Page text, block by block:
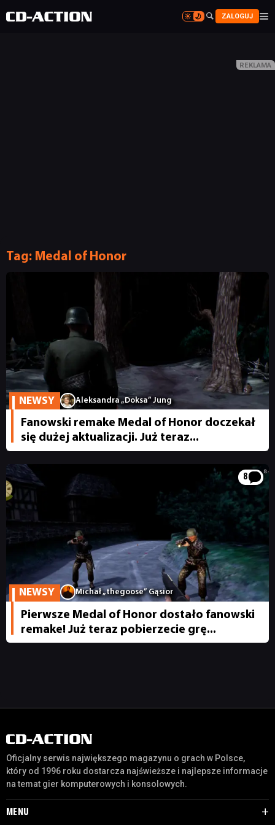

 ZALOGUJ 

NEWSY
RECENZJE
PUBLICYSTYKA
KULTURA
DYSKUSJE
JUŻ GRALIŚMY
SKLEP
Tag: Medal of Honor
NEWSY Aleksandra „Doksa” Jung
Fanowski remake Medal of Honor doczekał
się dużej aktualizacji. Już teraz...
8
NEWSY Michał „thegoose” Gąsior
Pierwsze Medal of Honor dostało fanowski
remake! Już teraz pobierzecie grę...
Oficjalny serwis największego magazynu o grach w Polsce,
który od 1996 roku dostarcza najświeższe i najlepsze informacje
na temat gier komputerowych i konsolowych.
MENU